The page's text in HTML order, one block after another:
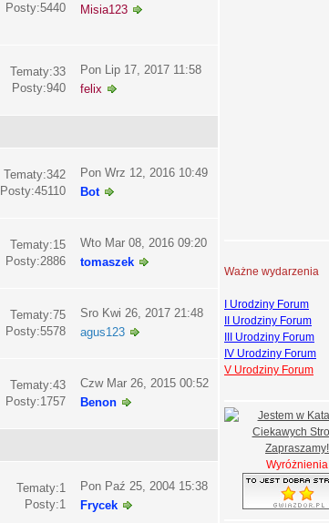
Posty:5440
Misia123
Tematy:33
Posty:940
Pon Lip 17, 2017 11:58
felix
Tematy:342
Posty:45110
Pon Wrz 12, 2016 10:49
Bot
Tematy:15
Posty:2886
Wto Mar 08, 2016 09:20
tomaszek
Tematy:75
Posty:5578
Sro Kwi 26, 2017 21:48
agus123
Tematy:43
Posty:1757
Czw Mar 26, 2015 00:52
Benon
Tematy:1
Posty:1
Pon Paź 25, 2004 15:38
Frycek
Ważne wydarzenia
I Urodziny Forum
II Urodziny Forum
III Urodziny Forum
IV Urodziny Forum
V Urodziny Forum
Wyróżnienia